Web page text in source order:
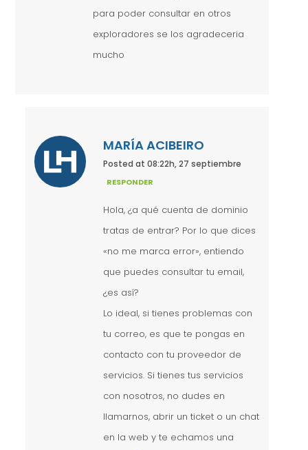
para poder consultar en otros
exploradores se los agradeceria
mucho
MARÍA ACIBEIRO
Posted at 08:22h, 27 septiembre
RESPONDER
Hola, ¿a qué cuenta de dominio
tratas de entrar? Por lo que dices
«no me marca error», entiendo
que puedes consultar tu email,
¿es así?
Lo ideal, si tienes problemas con
tu correo, es que te pongas en
contacto con tu proveedor de
servicios. Si tienes tus servicios
con nosotros, no dudes en
llamarnos, abrir un ticket o un chat
en la web y te echamos una